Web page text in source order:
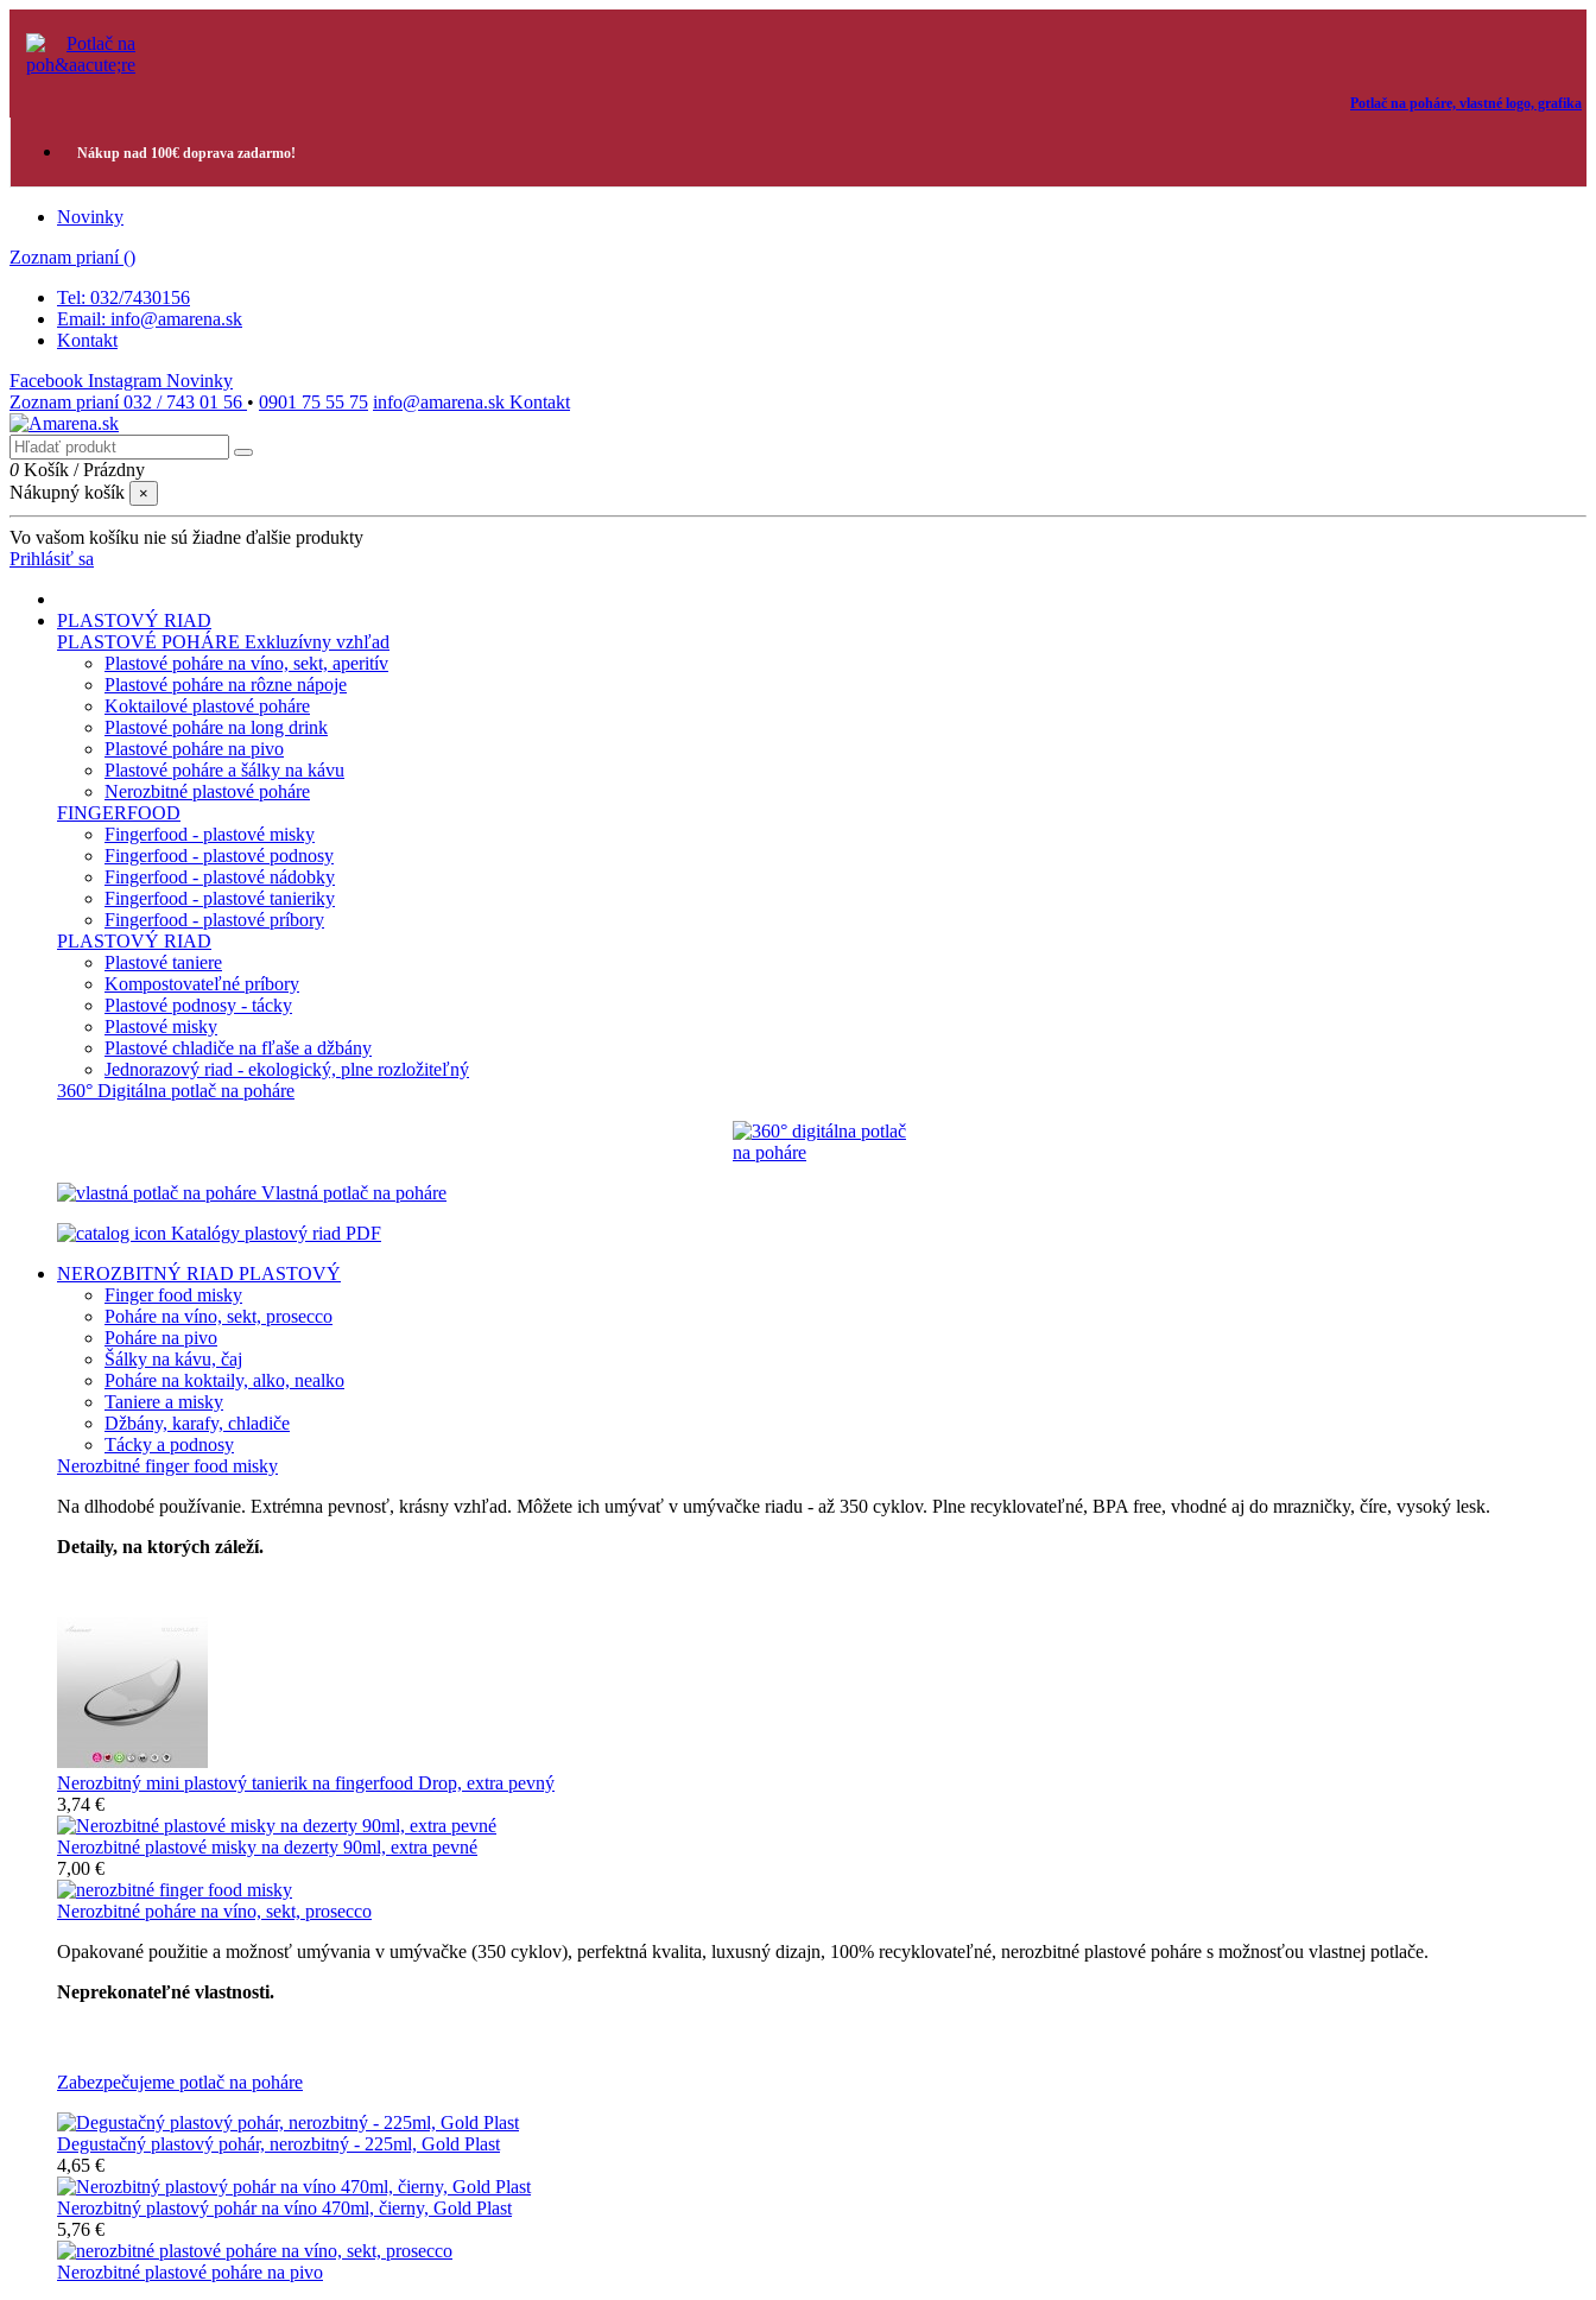
Potlač na poháre, vlastné logo, grafika
Nákup nad 100€ doprava zadarmo!
Novinky
Zoznam prianí ()
Tel: 032/7430156
Email: info@amarena.sk
Kontakt
Facebook Instagram Novinky
Zoznam prianí 032 / 743 01 56 • 0901 75 55 75 info@amarena.sk Kontakt
0 Košík /Prázdny
Nákupný košík
×
Vo vašom košíku nie sú žiadne ďalšie produkty
Prihlásiť sa
PLASTOVÝ RIAD
PLASTOVÉ POHÁRE Exkluzívny vzhľad
Plastové poháre na víno, sekt, aperitív
Plastové poháre na rôzne nápoje
Koktailové plastové poháre
Plastové poháre na long drink
Plastové poháre na pivo
Plastové poháre a šálky na kávu
Nerozbitné plastové poháre
FINGERFOOD
Fingerfood - plastové misky
Fingerfood - plastové podnosy
Fingerfood - plastové nádobky
Fingerfood - plastové tanieriky
Fingerfood - plastové príbory
PLASTOVÝ RIAD
Plastové taniere
Kompostovateľné príbory
Plastové podnosy - tácky
Plastové misky
Plastové chladiče na fľaše a džbány
Jednorazový riad - ekologický, plne rozložiteľný
360° Digitálna potlač na poháre
Vlastná potlač na poháre
Katalógy plastový riad PDF
NEROZBITNÝ RIAD PLASTOVÝ
Finger food misky
Poháre na víno, sekt, prosecco
Poháre na pivo
Šálky na kávu, čaj
Poháre na koktaily, alko, nealko
Taniere a misky
Džbány, karafy, chladiče
Tácky a podnosy
Nerozbitné finger food misky
Na dlhodobé používanie. Extrémna pevnosť, krásny vzhľad. Môžete ich umývať v umývačke riadu - až 350 cyklov. Plne recyklovateľné, BPA free, vhodné aj do mrazničky, číre, vysoký lesk.
Detaily, na ktorých záleží.
Nerozbitný mini plastový tanierik na fingerfood Drop, extra pevný
3,74 €
Nerozbitné plastové misky na dezerty 90ml, extra pevné
7,00 €
Nerozbitné poháre na víno, sekt, prosecco
Opakované použitie a možnosť umývania v umývačke (350 cyklov), perfektná kvalita, luxusný dizajn, 100% recyklovateľné, nerozbitné plastové poháre s možnosťou vlastnej potlače.
Neprekonateľné vlastnosti.
Zabezpečujeme potlač na poháre
Degustačný plastový pohár, nerozbitný - 225ml, Gold Plast
4,65 €
Nerozbitný plastový pohár na víno 470ml, čierny, Gold Plast
5,76 €
Nerozbitné plastové poháre na pivo